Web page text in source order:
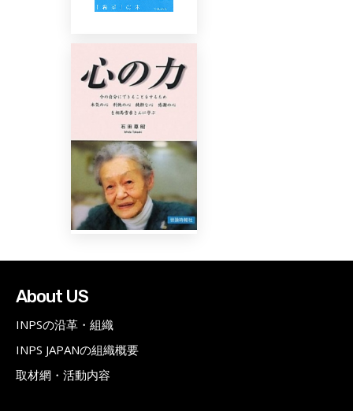
About US
INPSの沿革・組織
INPS JAPANの組織概要
取材網・活動内容